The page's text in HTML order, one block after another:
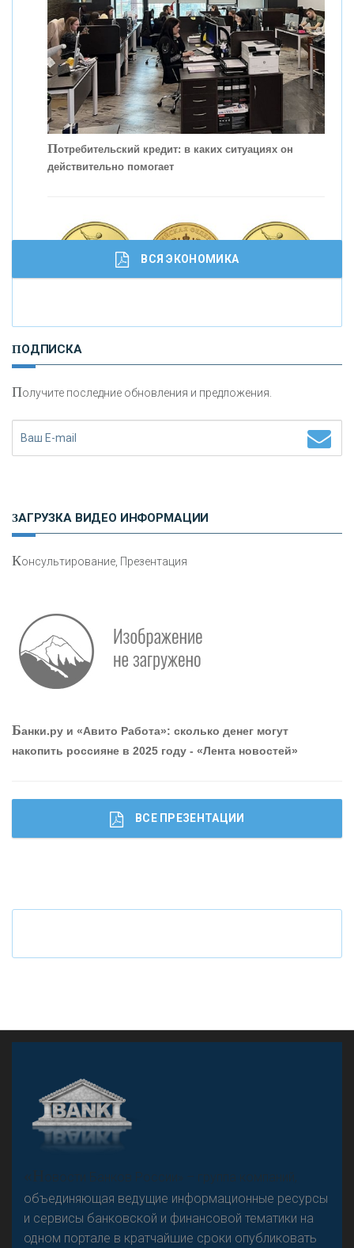
привлечь и удержать персонал - «Интервью»
Резкого разворота на рынке автокредитов не
Потребительский кредит: в каких ситуациях он
действительно помогает
И
сохранения и увеличения капитала
Что будет с наличными деньгами при цифровом
ВСЯ ЭКОНОМИКА
ПОДПИСКА
Получите последние обновления и предложения.
ЗАГРУЗКА ВИДЕО ИНФОРМАЦИИ
Консультирование, Презентация
Банки.ру и «Авито Работа»: сколько денег могут
накопить россияне в 2025 году - «Лента новостей»
ВСЕ ПРЕЗЕНТАЦИИ
«Н
овости Банков России» – группа компаний,
объединяющая ведущие информационные ресурсы
и сервисы банковской и финансовой тематики на
одном портале в кратчайшие сроки опубликовать